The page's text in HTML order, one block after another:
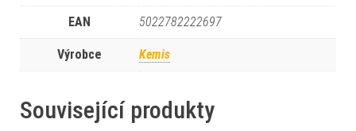
EAN 5022782222697
Výrobce Kemis
Související produkty